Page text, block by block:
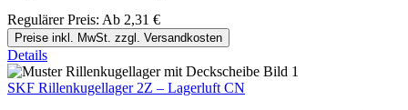
Regulärer Preis: Ab 2,31 €
Preise inkl. MwSt. zzgl. Versandkosten
Details
SKF Rillenkugellager 2Z – Lagerluft CN